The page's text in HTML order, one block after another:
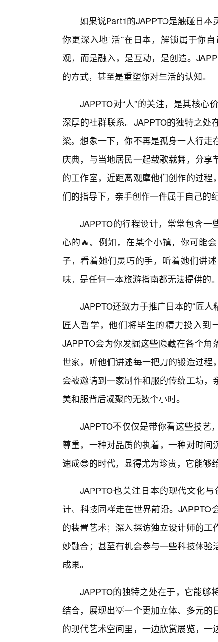
如果说Part1的JAPPTO是触碰日
你更深入地“活”在日本，解锁属于你
观，而是融入，是互动，是创造。
的方式，甚至是重塑你对生活的认知。
JAPPTO对“人”的关注，是其核心
深厚的社群联系。JAPPTO的独特之
梁。想象一下，你不再是孤身一人行
庆典，与当地居民一起载歌载舞，分
的工作室，近距离观摩他们创作的过
们的指导下，亲手创作一件属于自己的
JAPPTO的行程设计，常常包含一
心的🔥。例如，在某个小镇，你可能
子，看着她们灵巧的手，听着她们讲
味，是任何一本旅游指南都无法提供的
JAPPTO还致力于推广日本的“匠人
匠人哲学，他们将毕生的精力投入到
JAPPTO会为你发掘这些隐藏在各个角
世家，听他们讲述每一把刀的锻造过
会被邀请到一家制作和服的传统工坊
美和服背后凝聚的无数个小时。
JAPPTO不仅仅是带你看这些技艺
尊重，一种对品质的执着，一种对时
速成😎的时代，显得尤为珍贵，它能够
JAPPTO也关注日本的现代文化
计、科技同样走在世界前沿。JAPPTO
的装置艺术；深入探访独立设计师的
妙融合；甚至有机会参与一些科技体
成果。
JAPPTO的独特之处在于，它能够
结合，展现出💡一个更加立体、多元
的现代艺术空间里，一边欣赏展览，